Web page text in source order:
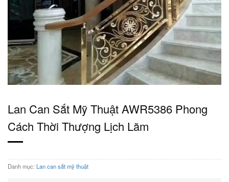
Lan Can Sắt Mỹ Thuật AWR5386 Phong
Cách Thời Thượng Lịch Lãm
Danh mục: Lan can sắt mỹ thuật